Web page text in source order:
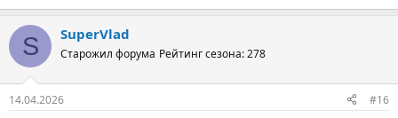
S SuperVlad
Старожил форума Рейтинг сезона: 278
14.04.2026 #16